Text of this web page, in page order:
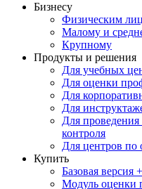
Бизнесу
Физическим
Малому и
Крупному
Продукты и решения
Для учебных
Для оценки
Для
Для
Для
контроля
Для центров по
Купить
Базовая версия
Модуль оценки